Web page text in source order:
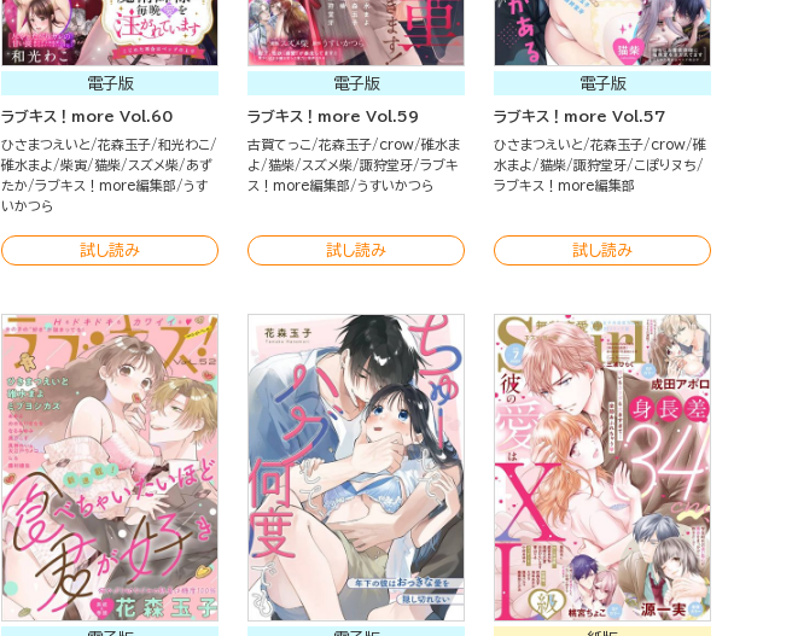
電子版
ラブキス！more Vol.60
ひさまつえいと 花森玉子 和光わこ
碓水まよ
柴寅 猫柴 スズメ柴
あず
たか
ラブキス！more編集部
うす
いかつら
試し読み
電子版
ラブキス！more Vol.59
古賀てっこ 花森玉子 crow 碓水ま
よ
猫柴 スズメ柴 諏狩堂牙 ラブキ
ス！more編集部
うすいかつら
試し読み
電子版
ラブキス！more Vol.57
ひさまつえいと 花森玉子 crow 碓
水まよ
猫柴 諏狩堂牙
こぽりヌち
ラブキス！more編集部
試し読み